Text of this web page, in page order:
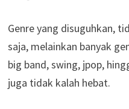
Genre yang disuguhkan,
saja, melainkan banyak
big band, swing, jpop,
juga tidak kalah hebat.